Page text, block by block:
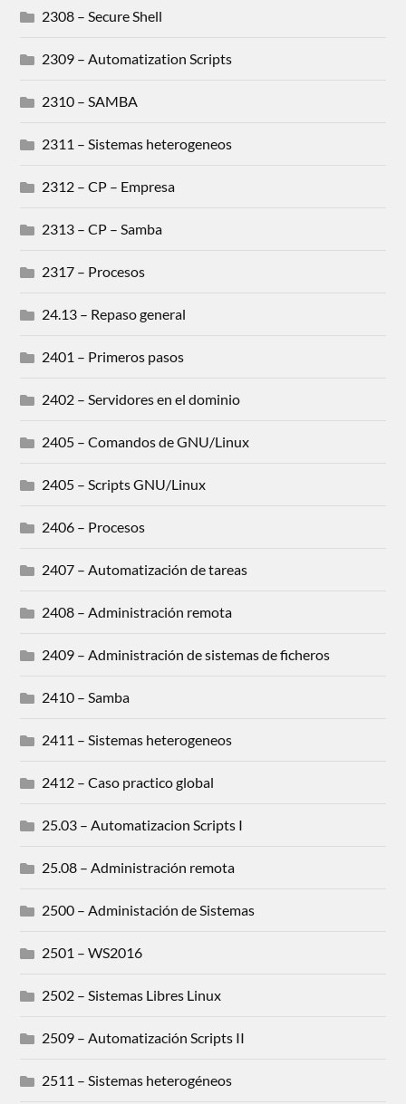
2308 – Secure Shell
2309 – Automatization Scripts
2310 – SAMBA
2311 – Sistemas heterogeneos
2312 – CP – Empresa
2313 – CP – Samba
2317 – Procesos
24.13 – Repaso general
2401 – Primeros pasos
2402 – Servidores en el dominio
2405 – Comandos de GNU/Linux
2405 – Scripts GNU/Linux
2406 – Procesos
2407 – Automatización de tareas
2408 – Administración remota
2409 – Administración de sistemas de ficheros
2410 – Samba
2411 – Sistemas heterogeneos
2412 – Caso practico global
25.03 – Automatizacion Scripts I
25.08 – Administración remota
2500 – Administación de Sistemas
2501 – WS2016
2502 – Sistemas Libres Linux
2509 – Automatización Scripts II
2511 – Sistemas heterogéneos